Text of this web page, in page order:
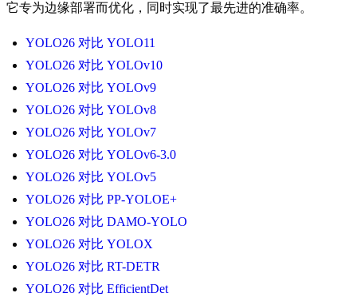
它专为边缘部署而优化，同时实现了最先进的准确率。
YOLO26 对比 YOLO11
YOLO26 对比 YOLOv10
YOLO26 对比 YOLOv9
YOLO26 对比 YOLOv8
YOLO26 对比 YOLOv7
YOLO26 对比 YOLOv6-3.0
YOLO26 对比 YOLOv5
YOLO26 对比 PP-YOLOE+
YOLO26 对比 DAMO-YOLO
YOLO26 对比 YOLOX
YOLO26 对比 RT-DETR
YOLO26 对比 EfficientDet